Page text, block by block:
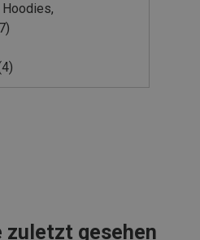
Hoodies,
zuletzt gesehen